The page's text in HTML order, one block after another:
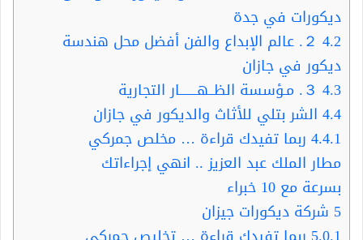
ديكورات في جدة
4.2
２. عالم الإبداع والفن أفضل محل هندسة
ديكور في جازان
4.3
4.4 الشر بتلي للأثاث والديكور في جازان
4.4.1 ربما تفيدك قراءة … مخلص جمركي
مطار الملك عبد العزيز .. انهي إجراءاتك
بسرعة مع 10 خبراء
5 شركة ديكورات جيزان